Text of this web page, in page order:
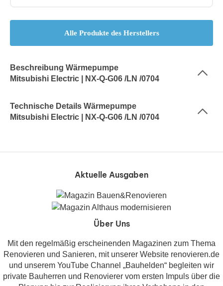
Alle Produkte des Herstellers
Beschreibung Wärmepumpe
Mitsubishi Electric | NX-Q-G06 /LN /0704
Technische Details Wärmepumpe
Mitsubishi Electric | NX-Q-G06 /LN /0704
Aktuelle Ausgaben
Über Uns
Mit den regelmäßig erscheinenden Magazinen zum Thema
Renovieren und Sanieren, mit unserer Website renovieren.de
und unserem YouTube Channel „Bauhelden“ begleiten wir
private Bauherren und Renovierer vom ersten Impuls über die